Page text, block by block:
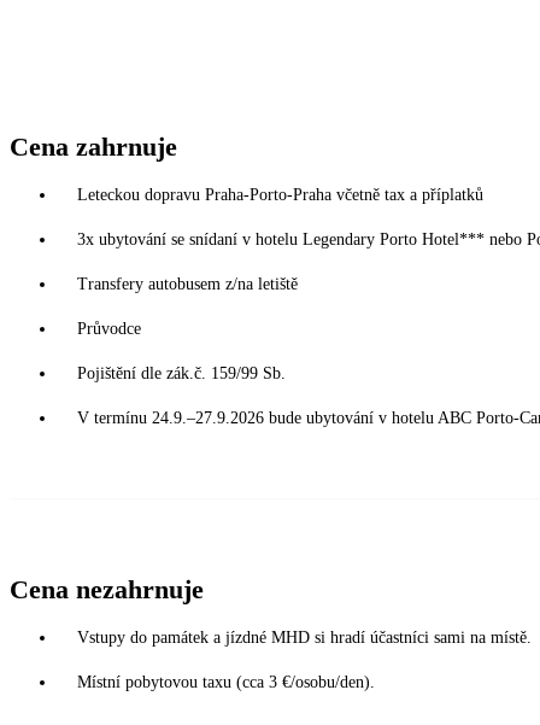
Cena zahrnuje
Leteckou dopravu Praha-Porto-Praha včetně tax a příplatků
3x ubytování se snídaní v hotelu Legendary Porto Hotel*** nebo
Transfery autobusem z/na letiště
Průvodce
Pojištění dle zák.č. 159/99 Sb.
V termínu 24.9.–27.9.2026 bude ubytování v hotelu ABC Porto-
Cena nezahrnuje
Vstupy do památek a jízdné MHD si hradí účastníci sami na místě.
Místní pobytovou taxu (cca 3 €/osobu/den).